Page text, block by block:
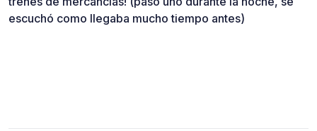
escuchó como llegaba mucho tiempo antes)